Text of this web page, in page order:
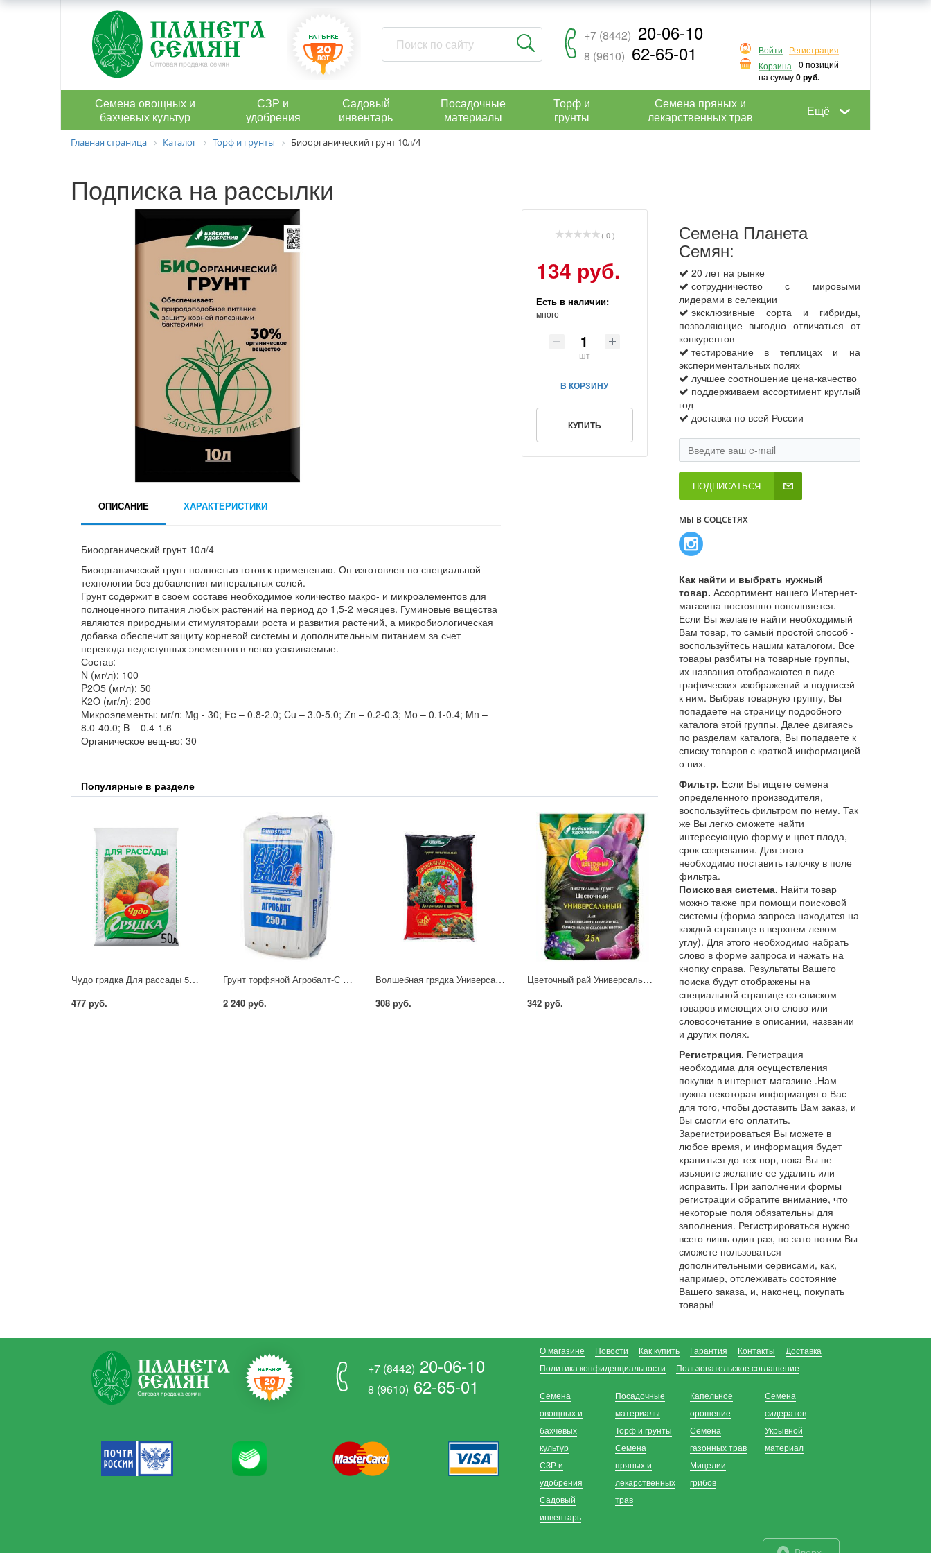
+7 (8442) 20-06-10
8 (9610) 62-65-01 Войти
Регистрация
Корзина
0 позиций
на сумму0 руб.
Семена овощных и
бахчевых культур
СЗР и
удобрения
Садовый
инвентарь
Посадочные
материалы
Торф и
грунты
Семена пряных и
лекарственных трав
Ещё
Главная страница Каталог Торф и грунты Биоорганический грунт 10л/4
Подписка на рассылки
( 0 )
134 руб.
Есть в наличии:
много
шт
В КОРЗИНУ
КУПИТЬ
ОПИСАНИЕ ХАРАКТЕРИСТИКИ
Биоорганический грунт 10л/4
Биоорганический грунт полностью готов к применению. Он изготовлен по специальной
технологии без добавления минеральных солей.
Грунт содержит в своем составе необходимое количество макро- и микроэлементов для
полноценного питания любых растений на период до 1,5-2 месяцев. Гуминовые вещества
являются природными стимуляторами роста и развития растений, а микробиологическая
добавка обеспечит защиту корневой системы и дополнительным питанием за счет
перевода недоступных элементов в легко усваиваемые.
Состав:
N (мг/л): 100
P2O5 (мг/л): 50
K2O (мг/л): 200
Микроэлементы: мг/л: Mg - 30; Fe – 0.8-2.0; Cu – 3.0-5.0; Zn – 0.2-0.3; Mo – 0.1-0.4; Mn –
8.0-40.0; B – 0.4-1.6
Органическое вещ-во: 30
Популярные в разделе
Чудо грядка Для рассады 50 л
477 руб.
Грунт торфяной Агробалт-С 250л
2 240 руб.
Волшебная грядка Универсальная 25л
308 руб.
Цветочный рай Универсальный цвет. 25 л
342 руб.
Семена Планета
Семян:
20 лет на рынке
сотрудничество с мировыми
лидерами в селекции
эксклюзивные сорта и гибриды,
позволяющие выгодно отличаться от
конкурентов
тестирование в теплицах и на
экспериментальных полях
лучшее соотношение цена-качество
поддерживаем ассортимент круглый
год
доставка по всей России
ПОДПИСАТЬСЯ
МЫ В СОЦСЕТЯХ
Как найти и выбрать нужный
товар. Ассортимент нашего Интернет-
магазина постоянно пополняется.
Если Вы желаете найти необходимый
Вам товар, то самый простой способ -
воспользуйтесь нашим каталогом. Все
товары разбиты на товарные группы,
их названия отображаются в виде
графических изображений и подписей
к ним. Выбрав товарную группу, Вы
попадаете на страницу подробного
каталога этой группы. Далее двигаясь
по разделам каталога, Вы попадаете к
списку товаров с краткой информацией
о них.
Фильтр. Если Вы ищете семена
определенного производителя,
воспользуйтесь фильтром по нему. Так
же Вы легко сможете найти
интересующую форму и цвет плода,
срок созревания. Для этого
необходимо поставить галочку в поле
фильтра.
Поисковая система. Найти товар
можно также при помощи поисковой
системы (форма запроса находится на
каждой странице в верхнем левом
углу). Для этого необходимо набрать
слово в форме запроса и нажать на
кнопку справа. Результаты Вашего
поиска будут отображены на
специальной странице со списком
товаров имеющих это слово или
словосочетание в описании, названии
и других полях.
Регистрация. Регистрация
необходима для осуществления
покупки в интернет-магазине .Нам
нужна некоторая информация о Вас
для того, чтобы доставить Вам заказ, и
Вы смогли его оплатить.
Зарегистрироваться Вы можете в
любое время, и информация будет
храниться до тех пор, пока Вы не
изъявите желание ее удалить или
исправить. При заполнении формы
регистрации обратите внимание, что
некоторые поля обязательны для
заполнения. Регистрироваться нужно
всего лишь один раз, но зато потом Вы
сможете пользоваться
дополнительными сервисами, как,
например, отслеживать состояние
Вашего заказа, и, наконец, покупать
товары!
+7 (8442) 20-06-10
8 (9610) 62-65-01
О магазине Новости Как купить Гарантия Контакты
Доставка
Политика конфиденциальности
Пользовательское соглашение
Семена
овощных и
бахчевых
культур
СЗР и
удобрения
Садовый
инвентарь
Посадочные
материалы
Торф и грунты
Семена
пряных и
лекарственных
трав
Капельное
орошение
Семена
газонных трав
Мицелии
грибов
Семена
сидератов
Укрывной
материал